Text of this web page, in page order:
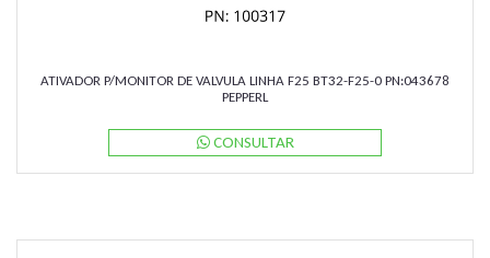
ATIVADOR P/MONITOR DE VALVULA LINHA F25 BT32-F25-0 PN:043678
PEPPERL
CONSULTAR